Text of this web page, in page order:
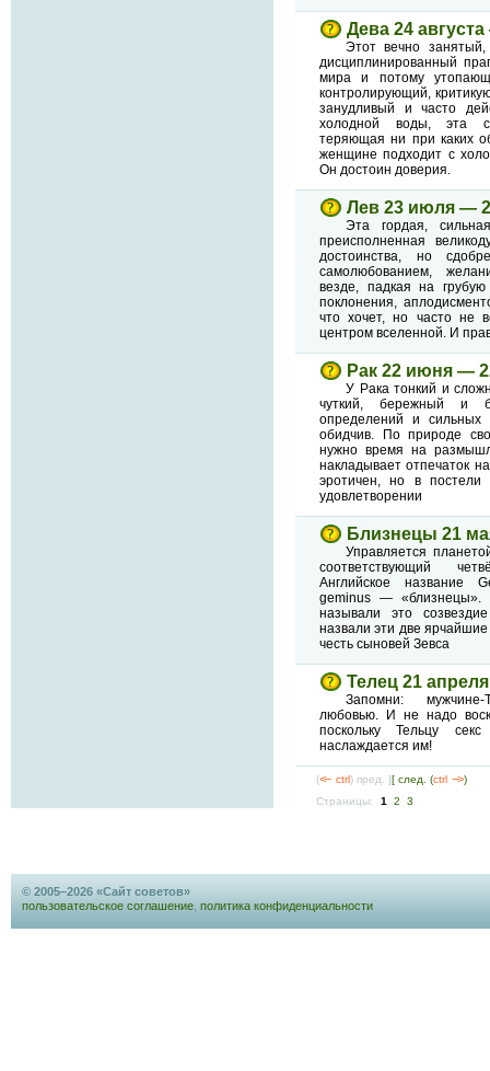
Дева 24
Этот вечно
дисциплинированный
мира и потому
контролирующий,
занудливый и часто
холодной воды, эта
теряющая ни при каких
женщине подходит с
Он достоин доверия.
Лев 23 июля —
Эта гордая,
преисполненная
достоинства, но
самолюбованием,
везде, падкая на
поклонения,
что хочет, но часто не
центром вселенной. И
Рак 22 июня —
У Рака тонкий и
чуткий, бережный и
определений и сильных
обидчив. По природе
нужно время на
накладывает отпечаток
эротичен, но в постели
удовлетворении
Близнецы 21
Управляется
соответствующий
Английское название
geminus — «близнецы».
называли это
назвали эти две
честь сыновей Зевса
Телец 21
Запомни: мужчине-
любовью. И не надо
поскольку Тельцу
наслаждается им!
(<-- ctrl) пред. ][ след. (ctrl --> )
Страницы:
1 2 3
© 2005–2026 «Сайт советов»
пользовательское соглашение политика конфиденциальности